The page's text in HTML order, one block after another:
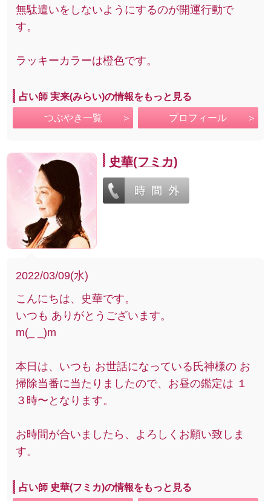
無駄遣いをしないようにするのが開運行動で
す。
ラッキーカラーは橙色です。
占い師 実来(みらい)の情報をもっと見る
つぶやき一覧 プロフィール
史華(フミカ)
2022/03/09(水)
こんにちは、史華です。
いつも ありがとうございます。
m(_ _)m
本日は、いつも お世話になっている氏神様の お
掃除当番に当たりましたので、お昼の鑑定は １
３時〜となります。
お時間が合いましたら、よろしくお願い致しま
す。
占い師 史華(フミカ)の情報をもっと見る